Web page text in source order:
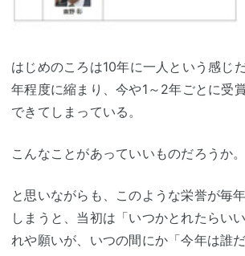
はじめのころは10年に一人という感じ
年程度に縮まり、今や1～2年ごとに受
できてしまっている。
こんなことがあっていいものだろうか。
と思いながらも、このような栄誉が毎
しまうと、当初は「いつかとれたらい
れや願いが、いつの間にか「今年は誰